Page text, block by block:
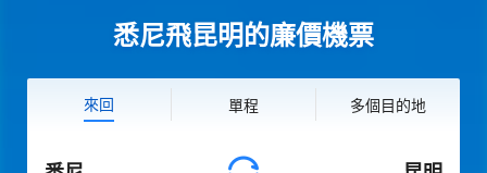
悉尼飛昆明的廉價機票
來回 單程 多個目的地